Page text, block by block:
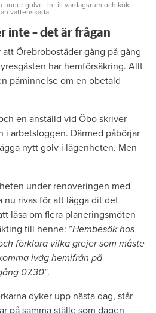
under golvet in till vardagsrum och kök.
vattenskada.
inte – det är frågan
Örebrobostäder gång på gång
har hemförsäkring. Allt
påminnelse om en obetald
en anställd vid Öbo skriver
i arbetsloggen. Därmed påbörjar
nytt golv i lägenheten. Men
under renoveringen med
nu rivas för att lägga dit det
läsa om flera planeringsmöten
till henne: ”Hembesök hos
förklara vilka grejer som måste
iväg hemifrån på
07.30”.
dyker upp nästa dag, står